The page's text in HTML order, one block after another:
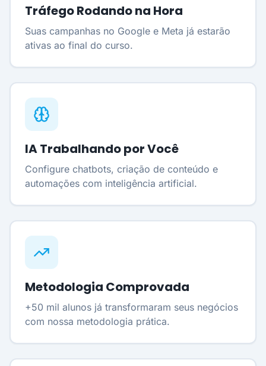
Tráfego Rodando na Hora
Suas campanhas no Google e Meta já estarão
ativas ao final do curso.
IA Trabalhando por Você
Configure chatbots, criação de conteúdo e
automações com inteligência artificial.
Metodologia Comprovada
+50 mil alunos já transformaram seus negócios
com nossa metodologia prática.